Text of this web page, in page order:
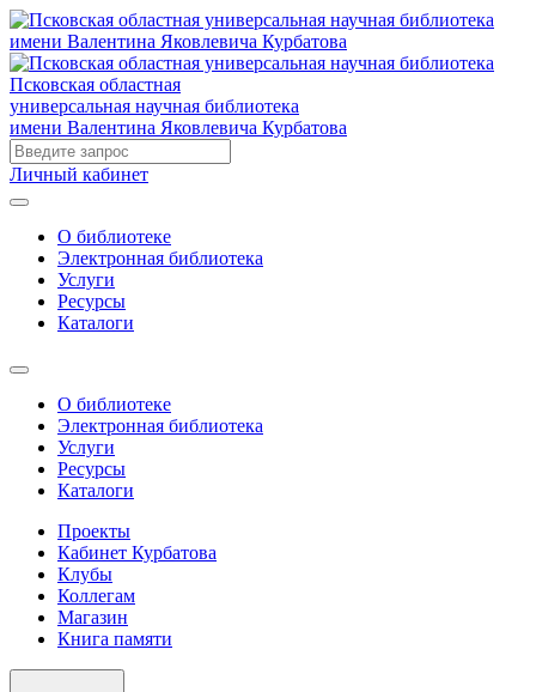
Псковская областная
универсальная научная библиотека
имени Валентина Яковлевича Курбатова
Личный кабинет
О библиотеке
Электронная библиотека
Услуги
Ресурсы
Каталоги
О библиотеке
Электронная библиотека
Услуги
Ресурсы
Каталоги
Проекты
Кабинет Курбатова
Клубы
Коллегам
Магазин
Книга памяти